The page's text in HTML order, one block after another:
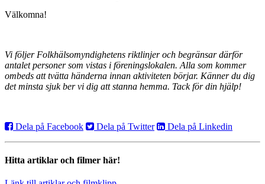
Välkomna!
Vi följer Folkhälsomyndighetens riktlinjer och begränsar därför
antalet personer som vistas i föreningslokalen. Alla som kommer
ombeds att tvätta händerna innan aktiviteten börjar. Känner du dig
det minsta sjuk ber vi dig att stanna hemma. Tack för din hjälp!
Dela på Facebook Dela på Twitter Dela på Linkedin
Hitta artiklar och filmer här!